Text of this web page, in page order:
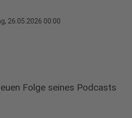
26.05.2026 00:00
Folge seines Podcasts